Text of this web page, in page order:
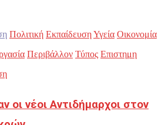
Πολιτική ΕκπαίδευσηΥγεία Οικονομία
Περιβάλλον Τύπος Επιστημη
οι νέοι Αντιδήμαρχοι στον